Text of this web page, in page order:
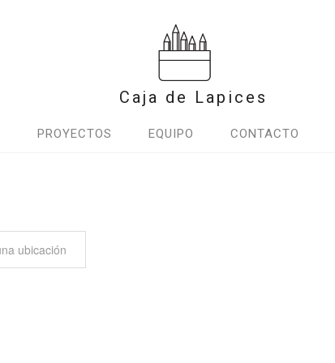
Caja de Lapices
PROYECTOS EQUIPO CONTACTO